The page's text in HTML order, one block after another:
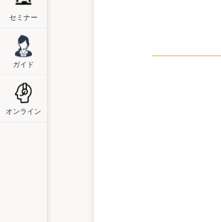
セミナー
ガイド
オンライン